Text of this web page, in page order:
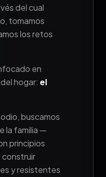
del cual
tomamos
los retos
en
hogar: el
buscamos
la familia —
principios
construir
y resistentes